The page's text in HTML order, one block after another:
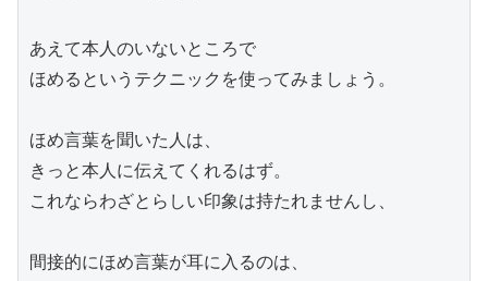
あえて本人のいないところで
ほめるというテクニックを使ってみましょう。
ほめ言葉を聞いた人は、
きっと本人に伝えてくれるはず。
これならわざとらしい印象は持たれませんし、
間接的にほめ言葉が耳に入るのは、